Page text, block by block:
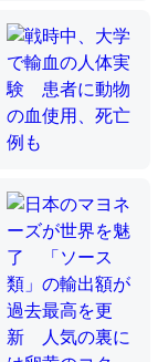
う脊椎動物と貝
はなぜ海にいな